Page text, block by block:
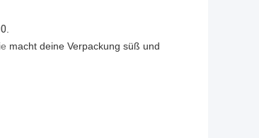
.
macht deine Verpackung süß und